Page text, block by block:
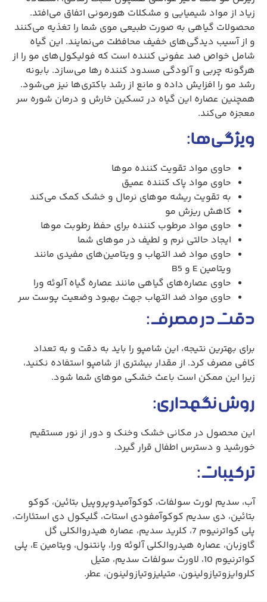
زیاد از مواد شیمیایی و مشکلات هورمونی اتفاق می‌افتد.
محصولات گیاهی به صورت طبیعی موی شما را تغذیه می‌کنند
و از آسیب دیدگی‌های خفیف محافظت می‌نمایند. این گیاه
شامل خواص ضد عفونی کننده است که فولیکول‌های مو را از
هرگونه چربی و آلودگی مسدود کننده رها می‌سازد. بابونه
رشد مو را افزایش داده و مانع از رشد باکتری‌ها نیز می‌شود.
همچنین عصاره این گیاه در تسکین خارش و درمان شوره سر
معجزه می‌کند.
ویژگی‌ها:
حاوی مواد تقویت کننده موها
حاوی مواد پاک کننده عمیق
به تقویت ریشه موهای نرمال و خشک کمک می‌کند
کاهش ریزش مو
حاوی مواد مرطوب کننده برای حفظ رطوبت موها
ایجاد حالتی نرم و لطیف در موهای شما
حاوی مواد ضد التهاب و ویتامین‌های مفیدی مانند
ویتامین E و B5
حاوی عصاره‌های گیاهی مانند عصاره گیاه آلوئه ورا
حاوی مواد ضد التهاب جهت بهبود وضعیت پوست سر
دقت در مصرف:
برای بهترین نتیجه، این شامپو را باید به دقت و به تعداد
کافی مصرف کرد. از مقدار بیشتری از شامپو استفاده نکنید،
زیرا این ممکن است باعث خشکی موهای شما شود.
روش نگهداری:
این محصول در مکانی خشک وخنک و دور از نور مستقیم
خورشید و دسترس اطفال قرار گیرد.
ترکیبات:
آب، سدیم لورت سولفات، کوکوآمیدوپروپیل بتائین، کوکو
بتائین، دی سدیم کوکوآمفودی استات، گلیکول دی استئارات،
پلی کواترنیوم 7، کلرید سدیم، عصاره هیدروالکلی گل
گاوزبان، عصاره هیدروالکلی آلوئه ورا، پانتنول، ویتامین E، پلی
کواترنیوم 10، لاورث سولفات سدیم، متیل
کلروایزوتیازولینون، متیلیزوتیازولینون، عطر.